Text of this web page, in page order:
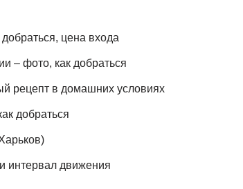
цена входа
– фото, как добраться
рецепт в домашних условиях
добраться
интервал движения